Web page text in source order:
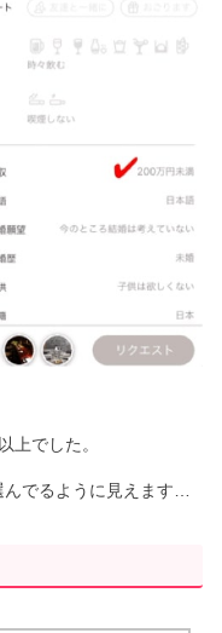
上でした。
んでるように見えます…